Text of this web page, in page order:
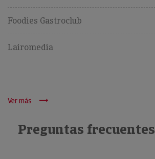
Foodies Gastroclub
Lairomedia
Ver más
Preguntas frecuentes